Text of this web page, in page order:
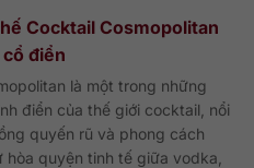
Cocktail Cosmopolitan
điển
là một trong những
điển của thế giới cocktail, nổi
quyến rũ và phong cách
hòa quyện tinh tế giữa vodka,